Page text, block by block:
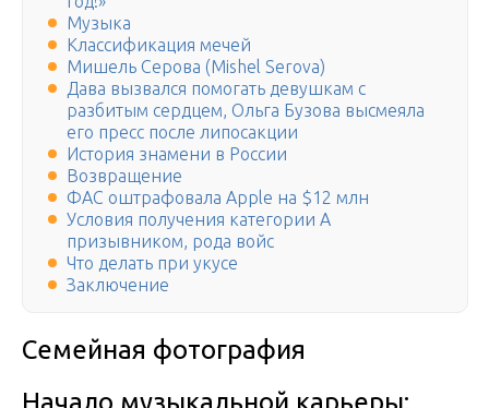
Музыка
Классификация мечей
Мишель Серова (Mishel Serova)
Дава вызвался помогать девушкам с
разбитым сердцем, Ольга Бузова высмеяла
его пресс после липосакции
История знамени в России
Возвращение
ФАС оштрафовала Apple на $12 млн
Условия получения категории А
призывником, рода войс
Что делать при укусе
Заключение
Семейная фотография